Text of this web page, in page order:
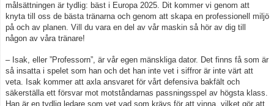
målsättningen är tydlig: bäst i Europa 2025. Dit kommer vi genom att
knyta till oss de bästa tränarna och genom att skapa en professionell miljö
på och av planen. Vill du vara en del av vår maskin så hör av dig till
någon av våra tränare!
– Isak, eller ”Professorn”, är vår egen mänskliga dator. Det finns få som är
så insatta i spelet som han och det han inte vet i siffror är inte värt att
veta. Isak kommer att axla ansvaret för vårt defensiva bakfält och
säkerställa ett försvar mot motståndarnas passningsspel av högsta klass.
Han är en tydlig ledare som vet vad som krävs för att vinna, vilket gör att